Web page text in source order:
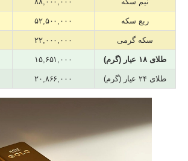
ربع سکه ۵۲,۵۰۰,۰۰۰
سکه گرمی ۲۲,۰۰۰,۰۰۰
طلای ۱۸ عیار (گرم) ۱۵,۶۵۱,۰۰۰
طلای ۲۴ عیار (گرم) ۲۰,۸۶۶,۰۰۰